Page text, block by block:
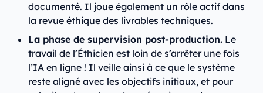
documenté. Il joue également un rôle actif dans
la revue éthique des livrables techniques.
La phase de supervision post-production. Le
travail de l’Éthicien est loin de s’arrêter une fois
l’IA en ligne ! Il veille ainsi à ce que le système
reste aligné avec les objectifs initiaux, et pour